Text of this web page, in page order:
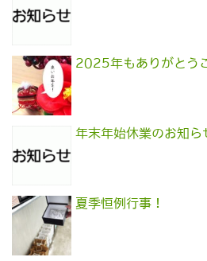
2025年もありがとう
年末年始休業のお知ら
夏季恒例行事！